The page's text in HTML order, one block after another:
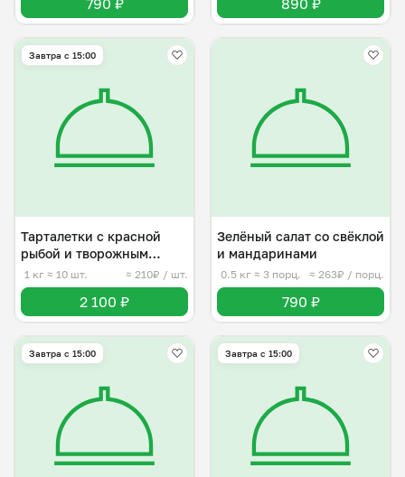
790 ₽ 890 ₽
Завтра c 15:00
Тарталетки с красной
рыбой и творожным
сыром
1 кг ≈ 10 шт. ≈ 210₽ / шт.
2 100 ₽
Зелёный салат со свëклой
и мандаринами
0.5 кг ≈ 3 порц. ≈ 263₽ / порц.
790 ₽
Завтра c 15:00 Завтра c 15:00